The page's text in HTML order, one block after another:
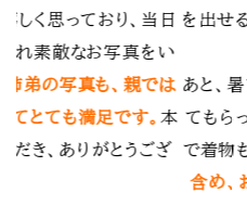
てもらえてとても
わも人数分用意し
たです。お宮参り
が、 撮影費用も
自分たち
の表情を逃
ます。何度
気にも留め
メラマンの
素敵な思